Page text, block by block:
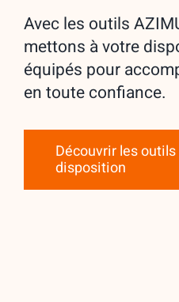
Avec les outils
mettons à votre
équipés pour
en toute confiance.
Découvrir les
disposition